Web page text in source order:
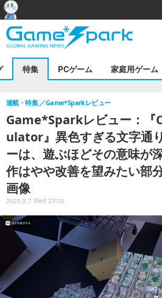
特集 PCゲーム 家庭用ゲーム
Game*Sparkレビュー：『
ulator』異色すぎる文字通
ーは、遊ぶほどその意味が
作はやや改善を望みたい部
画像
連載・特集 Game*Sparkレビュー
2025.5.7 Wed 23:00